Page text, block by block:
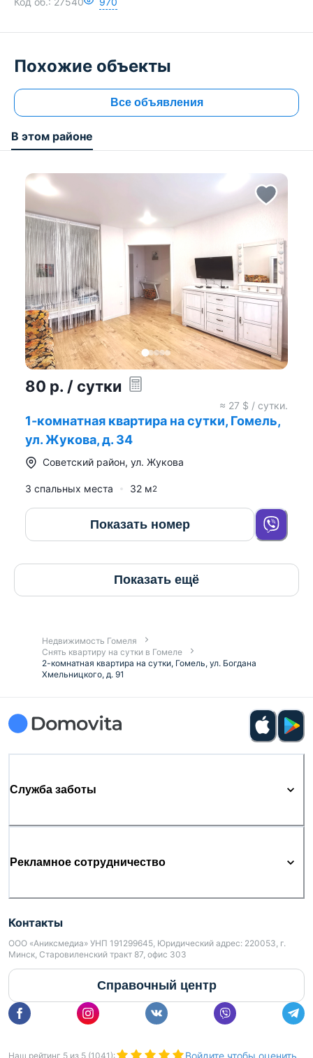
Похожие объекты
Все объявления
В этом районе
80 р. / сутки
≈ 27 $ / сутки.
1-комнатная квартира на сутки, Гомель,
ул. Жукова, д. 34
Советский район, ул. Жукова
3 спальных места 32 м2
Показать номер
Показать ещё
Недвижимость Гомеля
Снять квартиру на сутки в Гомеле
2-комнатная квартира на сутки, Гомель, ул. Богдана
Хмельницкого, д. 91
Служба заботы
Рекламное сотрудничество
Контакты
ООО «Аниксмедиа» УНП 191299645, Юридический адрес: 220053, г.
Минск, Старовиленский тракт 87, офис 303
Справочный центр
Наш рейтинг 5 из 5 (1041 ):